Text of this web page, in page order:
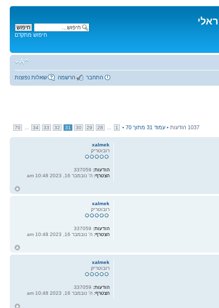
חיפוש מתקדם
שאלות נפוצות הרשמה התחבר
1037 הודעות • עמוד 31 מתוך 70
•
1
28
29
30
31
32
33
34
70
xalmek
רובוטריק
הודעות:
הצטרף: ה' נובמבר 16, 2023 10:48 am
xalmek
רובוטריק
הודעות:337059
הצטרף:ה' נובמבר 16, 2023 10:48 am
xalmek
רובוטריק
הודעות:
הצטרף: ה' נובמבר 16, 2023 10:48 am